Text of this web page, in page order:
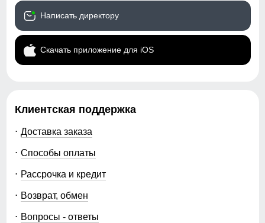
Написать директору
Скачать приложение для iOS
Клиентская поддержка
Доставка заказа
Способы оплаты
Рассрочка и кредит
Возврат, обмен
Вопросы - ответы